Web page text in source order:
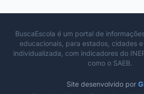
BuscaEscola é um portal de
educacionais, para estados, cidades
individualizada, com indicadores do
como o SAEB.
Site desenvolvido por